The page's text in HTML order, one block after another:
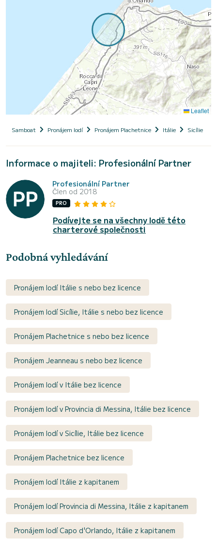
Leaflet
Samboat Pronájem lodí Pronájem Plachetnice Itálie Sicílie
Informace o majiteli: Profesionální Partner
Profesionální Partner
Člen od 2018
PRO
Podívejte se na všechny lodě této
charterové společnosti
Podobná vyhledávání
Pronájem lodí Itálie s nebo bez licence
Pronájem lodí Sicílie, Itálie s nebo bez licence
Pronájem Plachetnice s nebo bez licence
Pronájem Jeanneau s nebo bez licence
Pronájem lodí v Itálie bez licence
Pronájem lodí v Provincia di Messina, Itálie bez licence
Pronájem lodí v Sicílie, Itálie bez licence
Pronájem Plachetnice bez licence
Pronájem lodí Itálie z kapitanem
Pronájem lodí Provincia di Messina, Itálie z kapitanem
Pronájem lodí Capo d'Orlando, Itálie z kapitanem